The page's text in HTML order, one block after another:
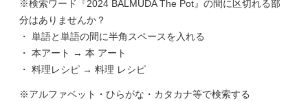
※検索ワード『2024 BALMUDA The Pot』の間に区切れる部
分はありませんか？
・ 単語と単語の間に半角スペースを入れる
・ 本アート → 本 アート
・ 料理レシピ → 料理 レシピ
※アルファベット・ひらがな・カタカナ等で検索する